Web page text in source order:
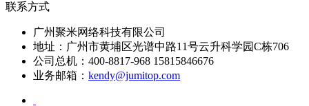
联系方式
广州聚米网络科技有限公司
地址：广州市黄埔区光谱中路11号云升科学园C栋706
公司总机：400-8817-968 15815846676
业务邮箱： kendy@jumitop.com